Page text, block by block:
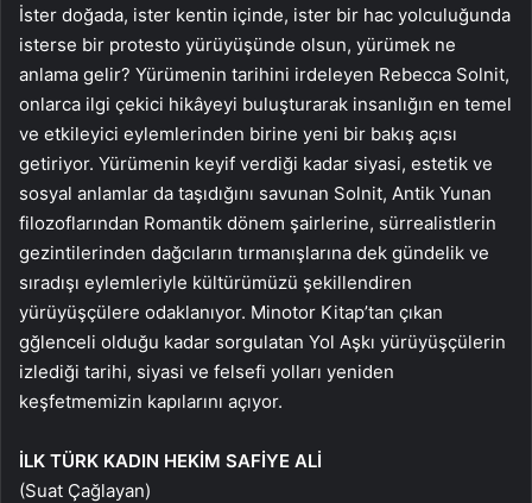
İster doğada, ister kentin içinde, ister bir hac yolculuğunda
isterse bir protesto yürüyüşünde olsun, yürümek ne
anlama gelir? Yürümenin tarihini irdeleyen Rebecca Solnit,
onlarca ilgi çekici hikâyeyi buluşturarak insanlığın en temel
ve etkileyici eylemlerinden birine yeni bir bakış açısı
getiriyor. Yürümenin keyif verdiği kadar siyasi, estetik ve
sosyal anlamlar da taşıdığını savunan Solnit, Antik Yunan
filozoflarından Romantik dönem şairlerine, sürrealistlerin
gezintilerinden dağcıların tırmanışlarına dek gündelik ve
sıradışı eylemleriyle kültürümüzü şekillendiren
yürüyüşçülere odaklanıyor. Minotor Kitap’tan çıkan
gğlenceli olduğu kadar sorgulatan Yol Aşkı yürüyüşçülerin
izlediği tarihi, siyasi ve felsefi yolları yeniden
keşfetmemizin kapılarını açıyor.
İLK TÜRK KADIN HEKİM SAFİYE ALİ
(Suat Çağlayan)